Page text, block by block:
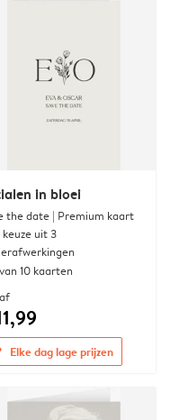
in bloei
the date | Premium kaart
uit 3
10 kaarten
Elke dag lage prijzen